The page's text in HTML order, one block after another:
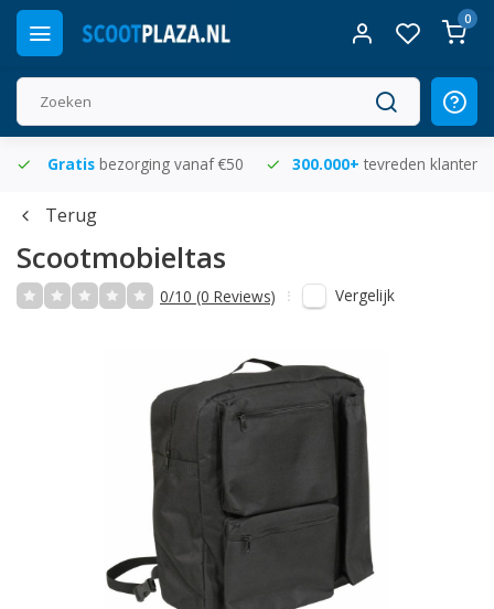
0
Gratis bezorging vanaf €50 300.000+ tevreden klanten
Terug
Scootmobieltas
0/10 (0 Reviews) Vergelijk